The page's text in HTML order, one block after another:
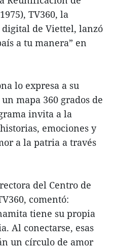
TV360, la
de Viettel, lanzó
a tu manera” en
lo expresa a su
mapa 360 grados de
invita a la
emociones y
a la patria a través
del Centro de
comentó:
tiene su propia
Al conectarse, esas
un círculo de amor